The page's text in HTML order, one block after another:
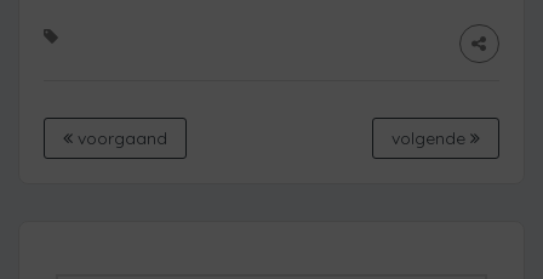
voorgaand volgende